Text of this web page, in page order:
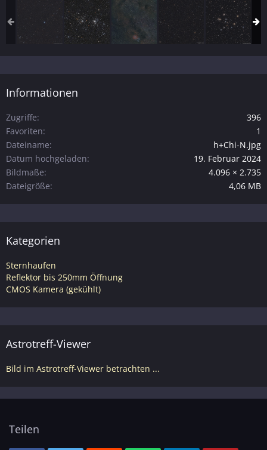
Informationen
Zugriffe
396
Favoriten
1
Dateiname
h+Chi-N.jpg
Datum hochgeladen
19. Februar 2024
Bildmaße
4.096 × 2.735
Dateigröße
4,06 MB
Kategorien
Sternhaufen
Reflektor bis 250mm Öffnung
CMOS Kamera (gekühlt)
Astrotreff-Viewer
Bild im Astrotreff-Viewer betrachten ...
Teilen